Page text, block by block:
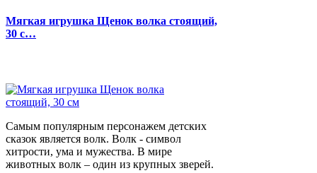
Мягкая игрушка Щенок волка стоящий,
30 с…
Самым популярным персонажем детских
сказок является волк. Волк - символ
хитрости, ума и мужества. В мире
животных волк – один из крупных зверей.